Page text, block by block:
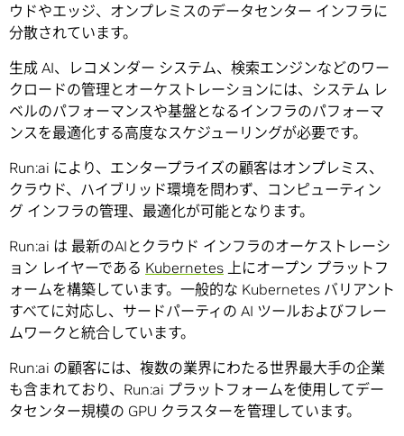
ウドやエッジ、オンプレミスのデータセンター インフラに
分散されています。
生成 AI、レコメンダー システム、検索エンジンなどのワー
クロードの管理とオーケストレーションには、システム レ
ベルのパフォーマンスや基盤となるインフラのパフォーマ
ンスを最適化する高度なスケジューリングが必要です。
Run:ai により、エンタープライズの顧客はオンプレミス、
クラウド、ハイブリッド環境を問わず、コンピューティン
グ インフラの管理、最適化が可能となります。
Run:ai は 最新のAIとクラウド インフラのオーケストレーシ
ョン レイヤーである Kubernetes 上にオープン プラットフ
ォームを構築しています。一般的な Kubernetes バリアント
すべてに対応し、サードパーティの AI ツールおよびフレー
ムワークと統合しています。
Run:ai の顧客には、複数の業界にわたる世界最大手の企業
も含まれており、Run:ai プラットフォームを使用してデー
タセンター規模の GPU クラスターを管理しています。